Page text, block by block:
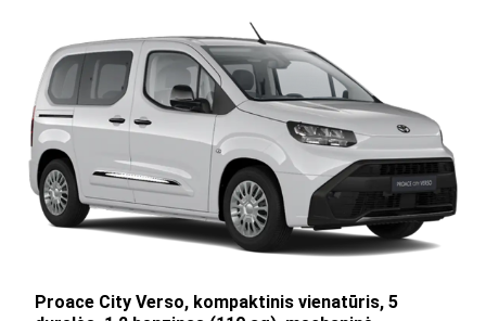
Proace City Verso, kompaktinis vienatūris, 5